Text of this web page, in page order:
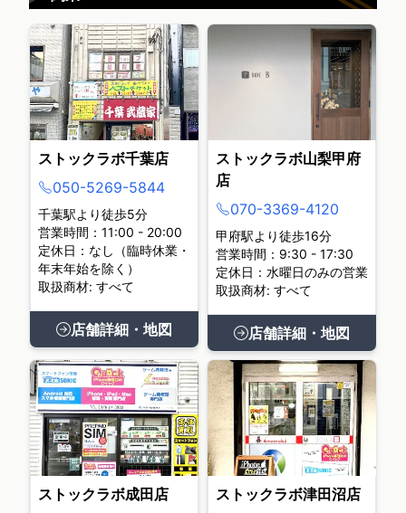
ストックラボ千葉店
050-5269-5844
千葉駅より徒歩5分
営業時間：11:00 - 20:00
定休日：なし（臨時休業・
年末年始を除く）
取扱商材: すべて
店舗詳細・地図
ストックラボ山梨甲府
店
070-3369-4120
甲府駅より徒歩16分
営業時間：9:30 - 17:30
定休日：水曜日のみの営業
取扱商材: すべて
店舗詳細・地図
ストックラボ成田店
ストックラボ津田沼店